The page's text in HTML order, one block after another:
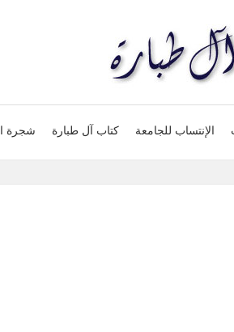
الإنتساب للجامعة كتاب آل طبارة شجرة